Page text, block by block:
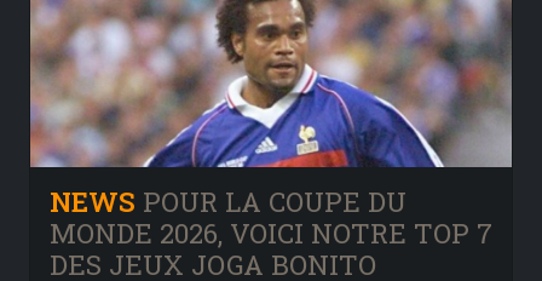
NEWS POUR LA COUPE DU
MONDE 2026, VOICI NOTRE TOP 7
DES JEUX JOGA BONITO